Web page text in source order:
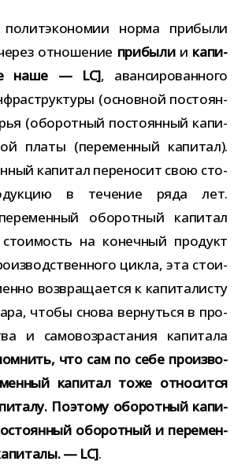
полит­эко­но­мии норма при­были
отно­ше­ние при­былии капи­
наше — LC], аван­си­ро­ван­ного
(основ­ной посто­ян­
(обо­рот­ный посто­ян­ный капи­
платы (пере­мен­ный капи­тал).
капи­тал пере­но­сит свою сто­
в тече­ние ряда лет.
обо­рот­ный капи­тал
на конеч­ный про­дукт
цикла, эта сто­и­
воз­вра­ща­ется к капи­та­ли­сту
чтобы снова вер­нуться в про­
и само­воз­рас­та­ния капи­тала
что сам по себе про­из­во­
капи­тал тоже отно­сится
Поэтому обо­рот­ный капи­
обо­рот­ный и пере­мен­
— LC].